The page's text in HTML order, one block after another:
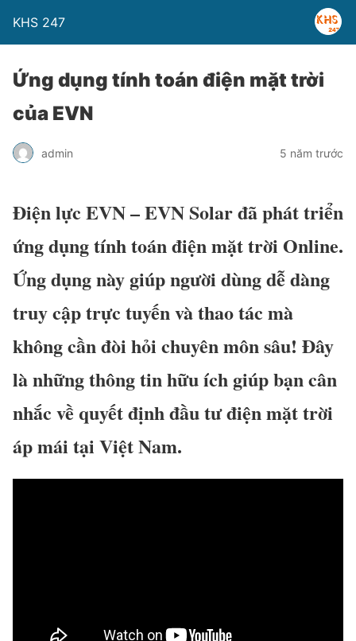
KHS 247
Ứng dụng tính toán điện mặt trời
của EVN
admin 5 năm trước
Điện lực EVN – EVN Solar đã phát triển
ứng dụng tính toán điện mặt trời Online.
Ứng dụng này giúp người dùng dễ dàng
truy cập trực tuyến và thao tác mà
không cần đòi hỏi chuyên môn sâu! Đây
là những thông tin hữu ích giúp bạn cân
nhắc về quyết định đầu tư điện mặt trời
áp mái tại Việt Nam.